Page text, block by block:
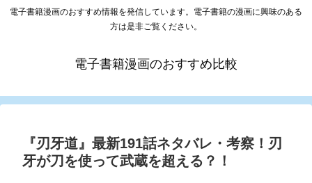
電子書籍漫画のおすすめ情報を発信しています。電子書籍の漫画に興味のある
方は是非ご覧ください。
電子書籍漫画のおすすめ比較
『刃牙道』最新191話ネタバレ・考察！刃
牙が刀を使って武蔵を超える？！